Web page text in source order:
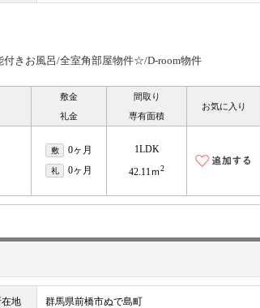
きお風呂/全室角部屋物件☆/D-room物件
敷金
礼金
間取り
専有面積
お気に入り
敷 0ヶ月
礼 0ヶ月
1LDK
42.11ｍ2
在地 群馬県前橋市ぬで島町